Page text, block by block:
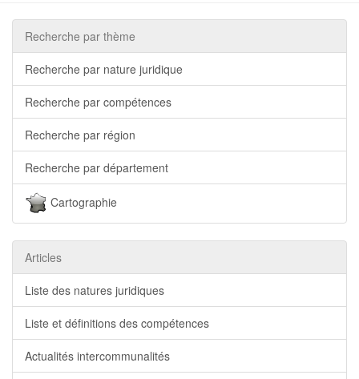
Recherche par thème
Recherche par nature juridique
Recherche par compétences
Recherche par région
Recherche par département
Cartographie
Articles
Liste des natures juridiques
Liste et définitions des compétences
Actualités intercommunalités